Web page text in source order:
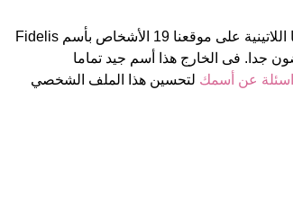
Fidelis هو اسم للبنين أصل الأسم هو أميركا اللاتينية على موقعنا 19 الأشخاص بأسم Fidelis
لتحسين هذا الملف الشخصي